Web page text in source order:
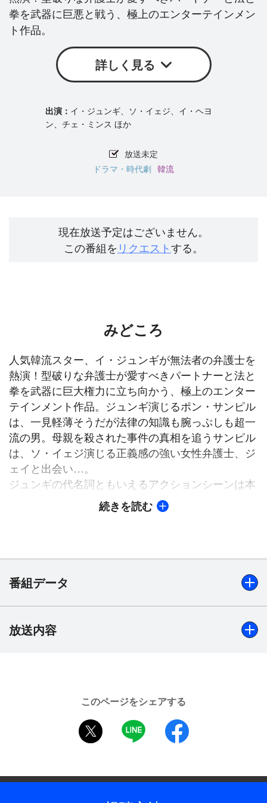
拳を武器に巨悪と戦う、極上のエンターテインメン
ト作品。
詳しく見る
イ・ジュンギ、ソ・イェジ、イ・ヘヨ
ン、チェ・ミンス ほか
放送未定
ドラマ・時代劇 韓流
現在放送予定はございません。
この番組を リクエストする。
みどころ
人気韓流スター、イ・ジュンギが無法者の弁護士を
熱演！型破りな弁護士が愛すべきパートナーと法と
拳を武器に巨大権力に立ち向かう、極上のエンター
テインメント作品。ジュンギ演じるポン・サンピル
は、一見軽薄そうだが法律の知識も腕っぷしも超一
流の男。母親を殺された事件の真相を追うサンピル
は、ソ・イェジ演じる正義感の強い女性弁護士、ジ
ェイと出会い…。
ジュンギの代名詞ともいえるアクションシーンは本
作でも満載。ブラジリアン柔術を学んで体作りを
し、ほとんど代役なしで挑んだという格闘シーンは
があふれ涙する姿、悪役との対決で魅せるカリスマ
的姿、そしてスーツをスマートに着こなした姿な
ど、ジュンギの魅力がたっぷり。ファンが見たかっ
たジュンギのすべてが詰まった、新たなる代表作！
2018年作品。
ポン・サンピル（イ・ジュンギ）。成長した彼は、
法と拳を巧みに使い分け、組織暴力団の弁護士とし
て能を発揮していた。そんなある日、差出人不明で
1冊の手帳を受け取ったサンピルは、復讐のときが
戻ることに。その町こそ、母が殺された因縁の場所
続きを読む
番組データ
出演
ディレクター・監督
放送内容
このページをシェアする
twitter
LINE